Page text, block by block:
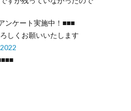
ンケート実施中！■■■
しくお願いいたします